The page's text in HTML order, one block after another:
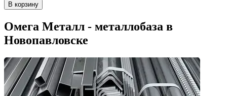
В корзину
Омега Металл - металлобаза в
Новопавловске